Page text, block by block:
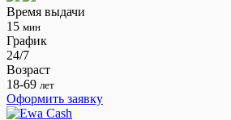
Время выдачи
15 мин
График
24/7
Возраст
18-69 лет
Оформить заявку